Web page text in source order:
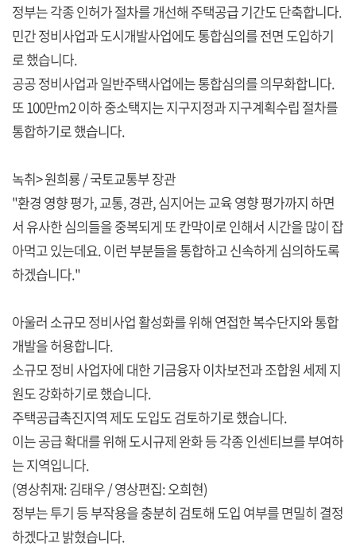
정부는 각종 인허가 절차를 개선해 주택공급 기간도 단축합니다.
민간 정비사업과 도시개발사업에도 통합심의를 전면 도입하기
로 했습니다.
공공 정비사업과 일반주택사업에는 통합심의를 의무화합니다.
또 100만m2 이하 중소택지는 지구지정과 지구계획수립 절차를
통합하기로 했습니다.
녹취> 원희룡 / 국토교통부 장관
"환경 영향 평가, 교통, 경관, 심지어는 교육 영향 평가까지 하면
서 유사한 심의들을 중복되게 또 칸막이로 인해서 시간을 많이 잡
아먹고 있는데요. 이런 부분들을 통합하고 신속하게 심의하도록
하겠습니다."
아울러 소규모 정비사업 활성화를 위해 연접한 복수단지와 통합
개발을 허용합니다.
소규모 정비 사업자에 대한 기금융자 이차보전과 조합원 세제 지
원도 강화하기로 했습니다.
주택공급촉진지역 제도 도입도 검토하기로 했습니다.
이는 공급 확대를 위해 도시규제 완화 등 각종 인센티브를 부여하
는 지역입니다.
(영상취재: 김태우 / 영상편집: 오희현)
정부는 투기 등 부작용을 충분히 검토해 도입 여부를 면밀히 결정
하겠다고 밝혔습니다.